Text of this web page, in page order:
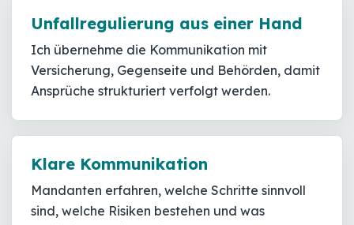
Unfallregulierung aus einer Hand
Ich übernehme die Kommunikation mit
Versicherung, Gegenseite und Behörden, damit
Ansprüche strukturiert verfolgt werden.
Klare Kommunikation
Mandanten erfahren, welche Schritte sinnvoll
sind, welche Risiken bestehen und was